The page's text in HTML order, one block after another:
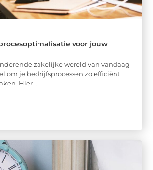
voor jouw
zakelijke wereld van vandaag
om je bedrijfsprocessen zo efficiënt
Hier ...